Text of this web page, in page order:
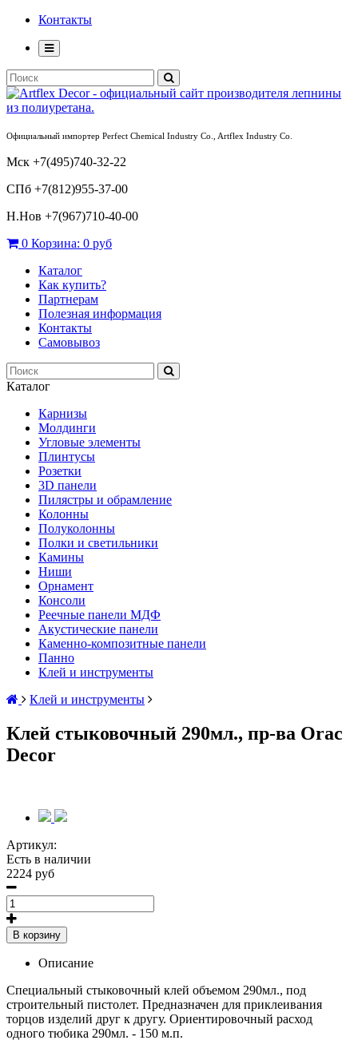
Контакты
Официальный импортер Perfect Chemical Industry Co., Artflex Industry Co.
Мск +7(495)740-32-22
СПб +7(812)955-37-00
Н.Нов +7(967)710-40-00
0 Корзина: 0 руб
Каталог
Как купить?
Партнерам
Полезная информация
Контакты
Самовывоз
Каталог
Карнизы
Молдинги
Угловые элементы
Плинтусы
Розетки
3D панели
Пилястры и обрамление
Колонны
Полуколонны
Полки и светильники
Камины
Ниши
Орнамент
Консоли
Реечные панели МДФ
Акустические панели
Каменно-композитные панели
Панно
Клей и инструменты
Клей и инструменты
Клей стыковочный 290мл., пр-ва Orac
Decor
Артикул:
Есть в наличии
2224 руб
В корзину
Описание
Специальный стыковочный клей объемом 290мл., под
строительный пистолет. Предназначен для приклеивания
торцов изделий друг к другу. Ориентировочный расход
одного тюбика 290мл. - 150 м.п.